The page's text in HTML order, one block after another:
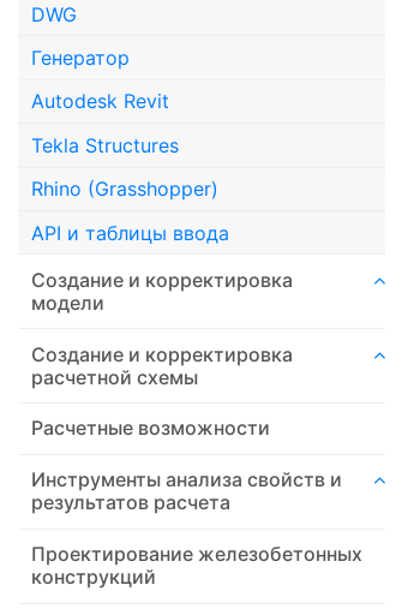
DWG
Генератор
Autodesk Revit
Tekla Structures
Rhino (Grasshopper)
API и таблицы ввода
Создание и корректировка
модели
Создание и корректировка
расчетной схемы
Расчетные возможности
Инструменты анализа свойств и
результатов расчета
Проектирование железобетонных
конструкций